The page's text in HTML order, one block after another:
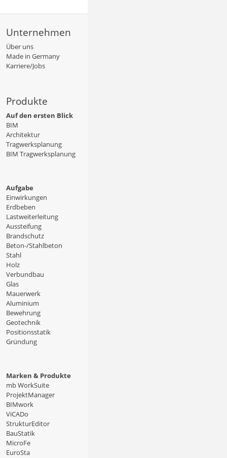
Unternehmen
Über uns
Made in Germany
Karriere/Jobs
Produkte
Auf den ersten Blick
BIM
Architektur
Tragwerksplanung
BIM Tragwerksplanung
Aufgabe
Einwirkungen
Erdbeben
Lastweiterleitung
Aussteifung
Brandschutz
Beton-/Stahlbeton
Stahl
Holz
Verbundbau
Glas
Mauerwerk
Aluminium
Bewehrung
Geotechnik
Positionsstatik
Gründung
Marken & Produkte
mb WorkSuite
ProjektManager
BIMwork
ViCADo
StrukturEditor
BauStatik
MicroFe
EuroSta